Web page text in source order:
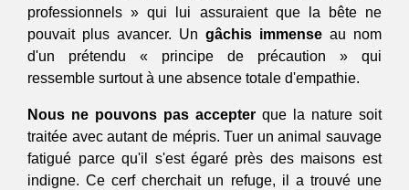
professionnels » qui lui assuraient que la bête ne
pouvait plus avancer. Un gâchis immense au nom
d'un prétendu « principe de précaution » qui
ressemble surtout à une absence totale d'empathie.
Nous ne pouvons pas accepter que la nature soit
traitée avec autant de mépris. Tuer un animal sauvage
fatigué parce qu'il s'est égaré près des maisons est
indigne. Ce cerf cherchait un refuge, il a trouvé une